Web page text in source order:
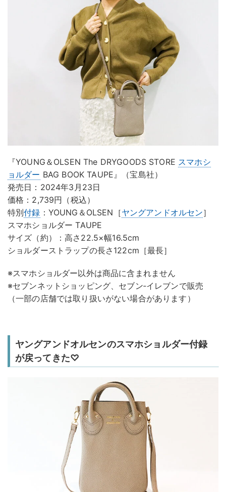
『YOUNG＆OLSEN The DRYGOODS STORE スマホシ
ョルダー BAG BOOK TAUPE』（宝島社）
発売日：2024年3月23日
価格：2,739円（税込）
特別付録 ：YOUNG＆OLSEN［ヤングアンドオルセン］
スマホショルダー TAUPE
サイズ（約）：高さ22.5×幅16.5cm
ショルダーストラップの長さ122cm［最長］
※スマホショルダー以外は商品に含まれません
※セブンネットショッピング、セブン‐イレブンで販売
（一部の店舗では取り扱いがない場合があります）
ヤングアンドオルセンのスマホショルダー付録
が戻ってきた♡